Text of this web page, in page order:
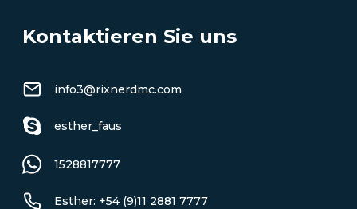
Kontaktieren Sie uns
info3@rixnerdmc.com
esther_faus
1528817777
Esther: +54 (9)11 2881 7777